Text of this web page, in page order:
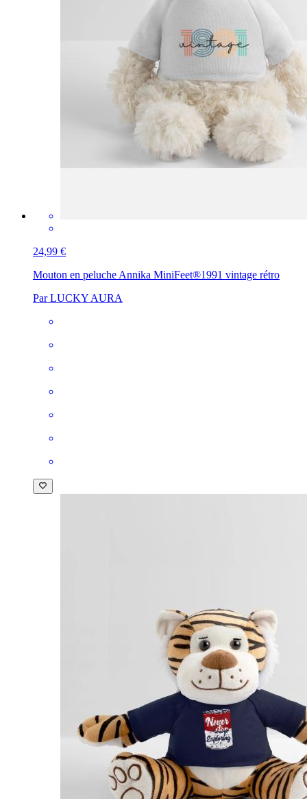
24,99 €
Mouton en peluche Annika MiniFeet®1991 vintage rétro
Par LUCKY AURA